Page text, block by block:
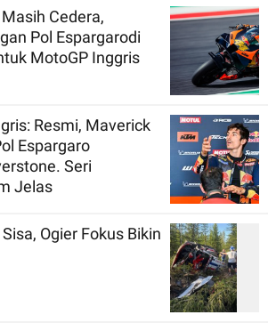
Cedera,
Pol Espargarodi
MotoGP Inggris
Resmi, Maverick
Espargaro
Seri
Jelas
Ogier Fokus Bikin